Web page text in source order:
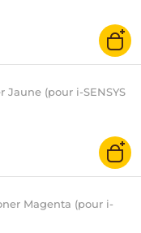
Jaune (pour i-SENSYS
Magenta (pour i-